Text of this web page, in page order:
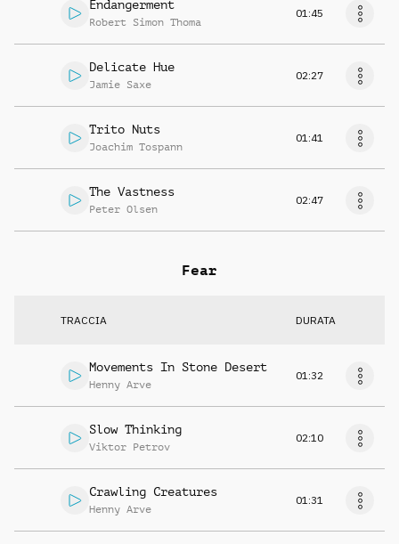
Endangerment
Robert Simon Thoma
01:45
Delicate Hue
Jamie Saxe
02:27
Trito Nuts
Joachim Tospann
01:41
The Vastness
Peter Olsen
02:47
Fear
TRACCIA DURATA
Movements In Stone Desert
Henny Arve
01:32
Slow Thinking
Viktor Petrov
02:10
Crawling Creatures
Henny Arve
01:31